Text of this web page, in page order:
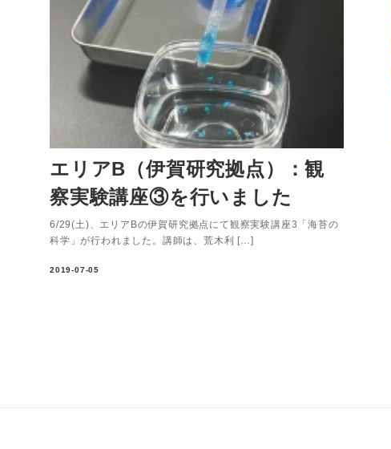
エリアB（伊賀研究拠点）：観
察実験講座③を行いました
6/29(土)、エリアBの伊賀研究拠点にて観察実験講座3「海苔の
科学」が行われました。講師は、荒木利 […]
2019-07-05